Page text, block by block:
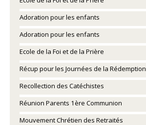
Adoration pour les enfants
Adoration pour les enfants
Ecole de la Foi et de la Prière
Récup pour les Journées de la Rédemption
Recollection des Catéchistes
Réunion Parents 1ère Communion
Mouvement Chrétien des Retraités